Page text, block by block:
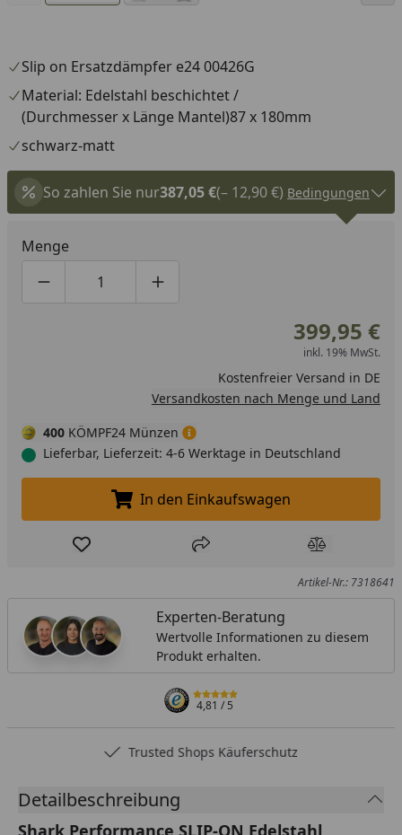
Slip on Ersatzdämpfer e24 00426G
Material: Edelstahl beschichtet /
(Durchmesser x Länge Mantel)87 x 180mm
schwarz-matt
So zahlen Sie nur387,05 €(– 12,90 €) Bedingungen
Menge
Produktmenge um eins verringern
Produktmenge manuell eingeben
Produktmenge um eins erhöhen
399,95 €
inkl. 19% MwSt.
Kostenfreier Versand in DE
Versandkosten nach Menge und Land
400 KÖMPF24 Münzen
Lieferbar, Lieferzeit: 4-6 Werktage in Deutschland
In den Einkaufswagen legen
In den Einkaufswagen
Produkt zur Wunschliste hinzufügen
Teilen Produkt
Artikel-Nr.: 7318641
Experten-Beratung
Wertvolle Informationen zu diesem
Produkt erhalten.
4,81/ 5
Trusted Shops Käuferschutz
Detailbeschreibung
Shark Performance SLIP-ON Edelstahl